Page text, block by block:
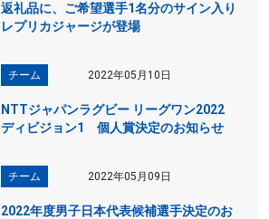
返礼品に、ご希望選手1名分のサイン入り
レプリカジャージが登場
チーム 2022年05月10日
NTTジャパンラグビー リーグワン2022
ディビジョン1 個人賞決定のお知らせ
チーム 2022年05月09日
2022年度男子日本代表候補選手決定のお